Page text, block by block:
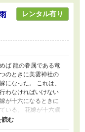
レンタル有り
ば 龍の眷属である竜
のときに美雲神社の
になった。 これは、
わなければいけない
が十六になるときに
いる。 花嫁が十六歳
議なことに大量の雨